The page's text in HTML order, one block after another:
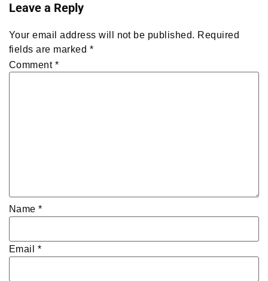
Leave a Reply
Your email address will not be published. Required
fields are marked *
Comment *
Name*
Email *